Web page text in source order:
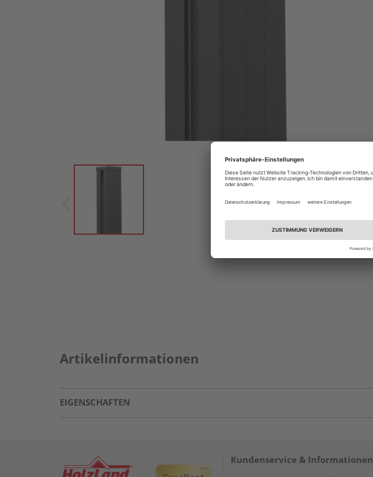
Artikelinformationen
EIGENSCHAFTEN
Kundenservice & Informationen